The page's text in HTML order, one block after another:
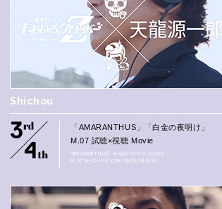
Shichou
「AMARANTHUS」「白金の夜明け」
M.07 試聴×視聴 Movie
“AMARANTHUS” “HAKKIN NO YOAKE”
M.07 SHICHOU X SHICHOU MOVIE